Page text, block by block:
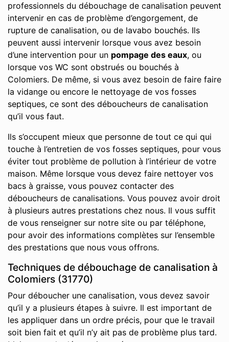
professionnels du débouchage de canalisation peuvent
intervenir en cas de problème d’engorgement, de
rupture de canalisation, ou de lavabo bouchés. Ils
peuvent aussi intervenir lorsque vous avez besoin
d’une intervention pour un pompage des eaux, ou
lorsque vos WC sont obstrués ou bouchés à
Colomiers. De même, si vous avez besoin de faire faire
la vidange ou encore le nettoyage de vos fosses
septiques, ce sont des déboucheurs de canalisation
qu’il vous faut.
Ils s’occupent mieux que personne de tout ce qui qui
touche à l’entretien de vos fosses septiques, pour vous
éviter tout problème de pollution à l’intérieur de votre
maison. Même lorsque vous devez faire nettoyer vos
bacs à graisse, vous pouvez contacter des
déboucheurs de canalisations. Vous pouvez avoir droit
à plusieurs autres prestations chez nous. Il vous suffit
de vous renseigner sur notre site ou par téléphone,
pour avoir des informations complètes sur l’ensemble
des prestations que nous vous offrons.
Techniques de débouchage de canalisation à
Colomiers (31770)
Pour déboucher une canalisation, vous devez savoir
qu’il y a plusieurs étapes à suivre. Il est important de
les appliquer dans un ordre précis, pour que le travail
soit bien fait et qu’il n’y ait pas de problème plus tard.